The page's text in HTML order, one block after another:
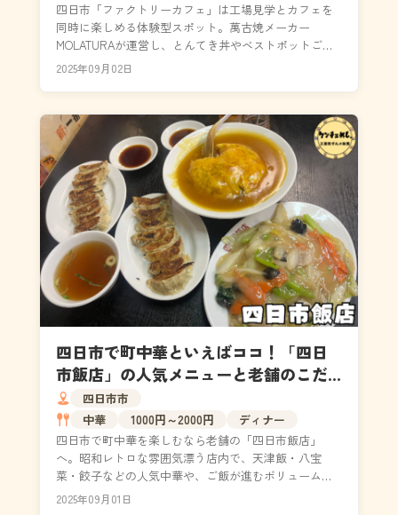
四日市「ファクトリーカフェ」は工場見学とカフェを
同時に楽しめる体験型スポット。萬古焼メーカー
MOLATURAが運営し、とんてき丼やベストポットごは
ん、モンブランなど四日市ならではのグルメを提供。
2025年09月02日
四日市で町中華といえばココ！「四日
市飯店」の人気メニューと老舗のこだ
わりを全網羅
四日市市
中華
1000円～2000円
ディナー
四日市で町中華を楽しむなら老舗の「四日市飯店」
へ。昭和レトロな雰囲気漂う店内で、天津飯・八宝
菜・餃子などの人気中華や、ご飯が進むボリューム満
点の定食が味わえる。地元民や出張客に長年愛される
2025年09月01日